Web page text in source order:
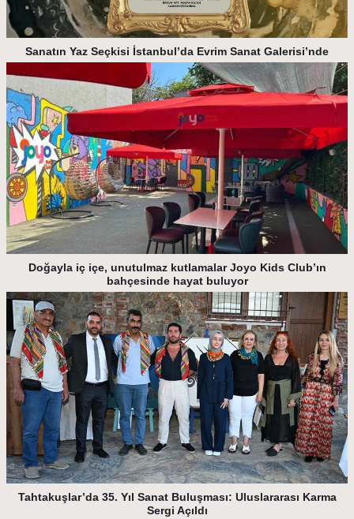
Sanatın Yaz Seçkisi İstanbul’da Evrim Sanat Galerisi’nde
Doğayla iç içe, unutulmaz kutlamalar Joyo Kids Club’ın
bahçesinde hayat buluyor
Tahtakuşlar’da 35. Yıl Sanat Buluşması: Uluslararası Karma
Sergi Açıldı